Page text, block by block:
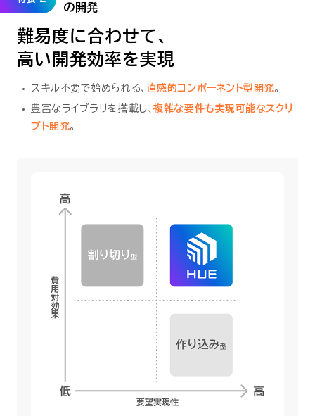
の開発
難易度に合わせて、
高い開発効率を実現
スキル不要で始められる、 直感的コンポーネント型開発。
豊富なライブラリを搭載し、複雑な要件も実現可能なスクリ
プト開発。